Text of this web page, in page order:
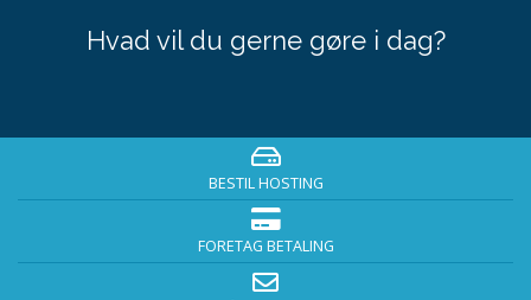
Hvad vil du gerne gøre i dag?
BESTIL HOSTING
FORETAG BETALING